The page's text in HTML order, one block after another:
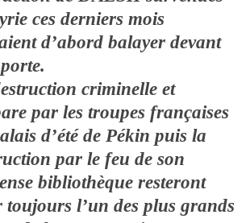
ces derniers mois
d’abord balayer devant
criminelle et
par les troupes françaises
d’été de Pékin puis la
par le feu de son
bibliothèque resteront
toujours l’un des plus grands